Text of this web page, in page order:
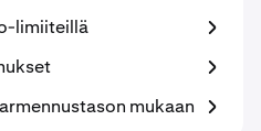
limiiteillä
mukaan